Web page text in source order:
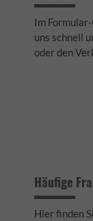
Im
uns schnell
oder den
Häufige
Hier finden